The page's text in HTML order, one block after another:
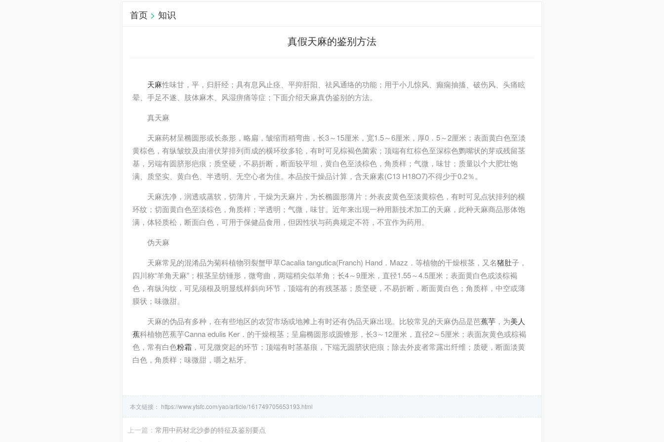
首页 > 知识
真假天麻的鉴别方法
天麻性味甘，平，归肝经；具有息风止痉、平抑肝阳、祛风通络的功能；用于小儿惊风、癫痫抽搐、破伤风、头痛眩
晕、手足不遂、肢体麻木、风湿痹痛等症；下面介绍天麻真伪鉴别的方法。
真天麻
天麻药材呈椭圆形或长条形，略扁，皱缩而稍弯曲，长3～15厘米，宽1.5～6厘米，厚0．5～2厘米；表面黄白色至淡
黄棕色，有纵皱纹及由潜伏芽排列而成的横环纹多轮，有时可见棕褐色菌索；顶端有红棕色至深棕色鹦嘴状的芽或残留茎
基，另端有圆脐形疤痕；质坚硬，不易折断，断面较平坦，黄白色至淡棕色，角质样；气微，味甘；质量以个大肥壮饱
满、质坚实、黄白色、半透明、无空心者为佳。本品按干燥品计算，含天麻素(C13 H18O7)不得少于0.2％。
天麻洗净，润透或蒸软，切薄片，干燥为天麻片，为长椭圆形薄片；外表皮黄色至淡黄棕色，有时可见点状排列的横
环纹；切面黄白色至淡棕色，角质样；半透明；气微，味甘。近年来出现一种用新技术加工的天麻，此种天麻商品形体饱
满，体轻质松，断面白色，可用于保健品食用，但因性状与药典规定不符，不宜作为药用。
伪天麻
天麻常见的混淆品为菊科植物羽裂蟹甲草Cacalia tangutica(Franch) Hand．Mazz．等植物的干燥根茎，又名猪肚子，
四川称“羊角天麻”；根茎呈纺锤形，微弯曲，两端稍尖似羊角；长4～9厘米，直径1.55～4.5厘米；表面黄白色或淡棕褐
色，有纵沟纹，可见须根及明显线样斜向环节，顶端有的有残茎基；质坚硬，不易折断，断面黄白色；角质样，中空或薄
膜状；味微甜。
天麻的伪品有多种，在有些地区的农贸市场或地摊上有时还有伪品天麻出现。比较常见的天麻伪品是芭蕉芋 ，为美人
蕉科植物芭蕉芋Canna edulis Ker．的干燥根茎；呈扁椭圆形或圆锥形，长3～12厘米，直径2～5厘米；表面灰黄色或棕褐
色，常有白色粉霜 ，可见微突起的环节；顶端有时茎基痕，下端无圆脐状疤痕；除去外皮者常露出纤维；质硬，断面淡黄
白色，角质样；味微甜，嚼之粘牙。
本文链接： https://www.ytsfc.com/yao/article/161749705653193.html
上一篇： 常用中药材北沙参的特征及鉴别要点